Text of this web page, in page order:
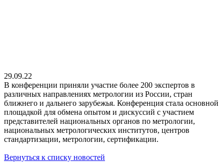
29.09.22
В конференции приняли участие более 200 экспертов в
различных направлениях метрологии из России, стран
ближнего и дальнего зарубежья. Конференция стала основной
площадкой для обмена опытом и дискуссий с участием
представителей национальных органов по метрологии,
национальных метрологических институтов, центров
стандартизации, метрологии, сертификации.
Вернуться к списку новостей